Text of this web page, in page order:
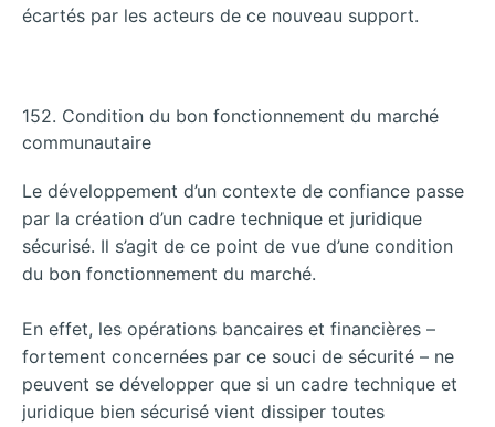
écartés par les acteurs de ce nouveau support.
152. Condition du bon fonctionnement du marché
communautaire
Le développement d’un contexte de confiance passe
par la création d’un cadre technique et juridique
sécurisé. Il s’agit de ce point de vue d’une condition
du bon fonctionnement du marché.
En effet, les opérations bancaires et financières –
fortement concernées par ce souci de sécurité – ne
peuvent se développer que si un cadre technique et
juridique bien sécurisé vient dissiper toutes